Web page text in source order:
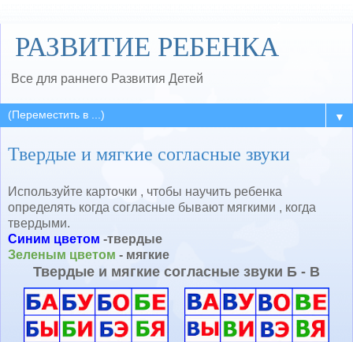
РАЗВИТИЕ РЕБЕНКА
Все для раннего Развития Детей
▼
Твердые и мягкие согласные звуки
Используйте карточки , чтобы научить ребенка
определять когда согласные бывают мягкими , когда
твердыми.
Синим цветом -твердые
Зеленым цветом - мягкие
Твердые и мягкие согласные звуки Б - В